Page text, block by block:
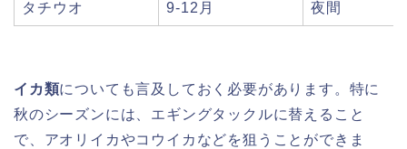
タチウオ 9-12月 夜間
イカ類についても言及しておく必要があります。特に
秋のシーズンには、エギングタックルに替えること
で、アオリイカやコウイカなどを狙うことができま